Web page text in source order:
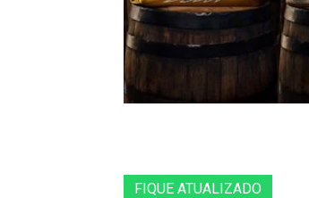
FIQUE ATUALIZADO